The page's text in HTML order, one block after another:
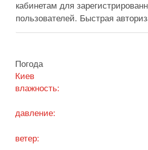
кабинетам для
пользователей. Быстрая
24 казино позволяет клиентам
система авторизации надежно
персональные данные, сохраняя
скорость обработки запросов
Погода
Киев
влажность:
давление:
ветер: